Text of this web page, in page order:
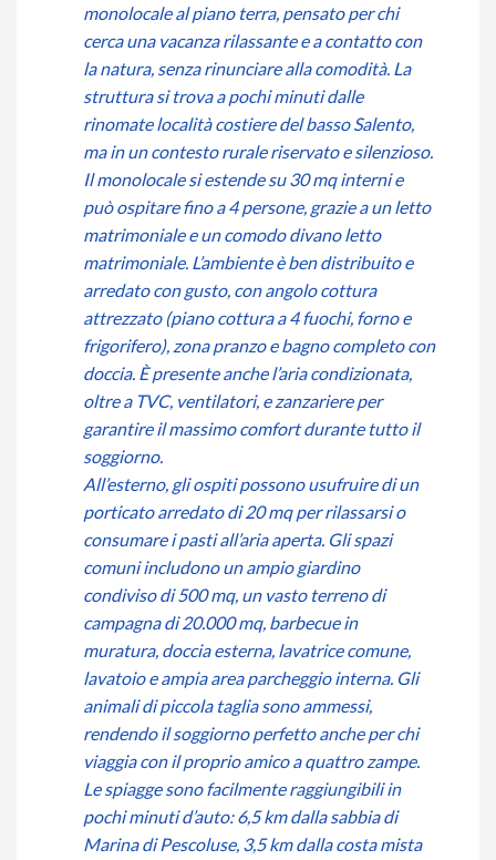
monolocale al piano terra, pensato per chi
cerca una vacanza rilassante e a contatto con
la natura, senza rinunciare alla comodità. La
struttura si trova a pochi minuti dalle
rinomate località costiere del basso Salento,
ma in un contesto rurale riservato e silenzioso.
Il monolocale si estende su 30 mq interni e
può ospitare fino a 4 persone, grazie a un letto
matrimoniale e un comodo divano letto
matrimoniale. L’ambiente è ben distribuito e
arredato con gusto, con angolo cottura
attrezzato (piano cottura a 4 fuochi, forno e
frigorifero), zona pranzo e bagno completo con
doccia. È presente anche l’aria condizionata,
oltre a TVC, ventilatori, e zanzariere per
garantire il massimo comfort durante tutto il
soggiorno.
All’esterno, gli ospiti possono usufruire di un
porticato arredato di 20 mq per rilassarsi o
consumare i pasti all’aria aperta. Gli spazi
comuni includono un ampio giardino
condiviso di 500 mq, un vasto terreno di
campagna di 20.000 mq, barbecue in
muratura, doccia esterna, lavatrice comune,
lavatoio e ampia area parcheggio interna. Gli
animali di piccola taglia sono ammessi,
rendendo il soggiorno perfetto anche per chi
viaggia con il proprio amico a quattro zampe.
Le spiagge sono facilmente raggiungibili in
pochi minuti d’auto: 6,5 km dalla sabbia di
Marina di Pescoluse, 3,5 km dalla costa mista